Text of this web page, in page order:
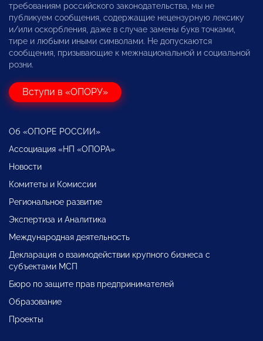
требованиям российского законодательства, мы не
публикуем сообщения, содержащие нецензурную лексику
и/или оскорбления, даже в случае замены букв точками,
тире и любыми иными символами. Не допускаются
сообщения, призывающие к межнациональной и социальной
розни.
Вступи в «ОПОРУ»
Об «ОПОРЕ РОССИИ»
Ассоциация «НП «ОПОРА»
Новости
Комитеты и Комиссии
Региональное развитие
Экспертиза и Аналитика
Международная деятельность
Декларация о взаимодействии крупного бизнеса с
субъектами МСП
Бюро по защите прав предпринимателей
Образование
Проекты